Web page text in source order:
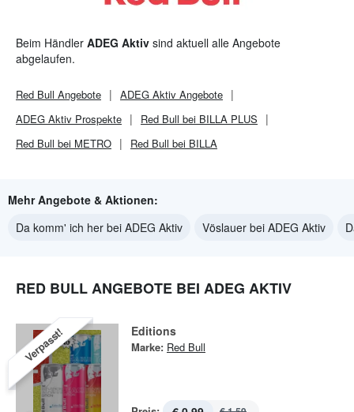
Beim Händler ADEG Aktiv sind aktuell alle Angebote
abgelaufen.
Red Bull Angebote ADEG Aktiv Angebote
ADEG Aktiv Prospekte
Red Bull bei BILLA PLUS
Red Bull bei METRO
Red Bull bei BILLA
Mehr Angebote & Aktionen:
Da komm' ich her bei ADEG Aktiv
Vöslauer bei ADEG Aktiv
RED BULL ANGEBOTE BEI ADEG AKTIV
Verpasst! Editions
Marke: Red Bull